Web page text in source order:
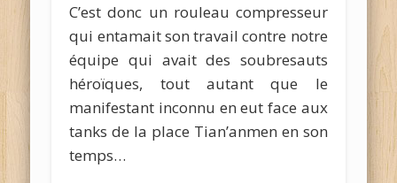
C’est donc un rouleau compresseur
qui entamait son travail contre notre
équipe qui avait des soubresauts
héroïques, tout autant que le
manifestant inconnu en eut face aux
tanks de la place Tian’anmen en son
temps…